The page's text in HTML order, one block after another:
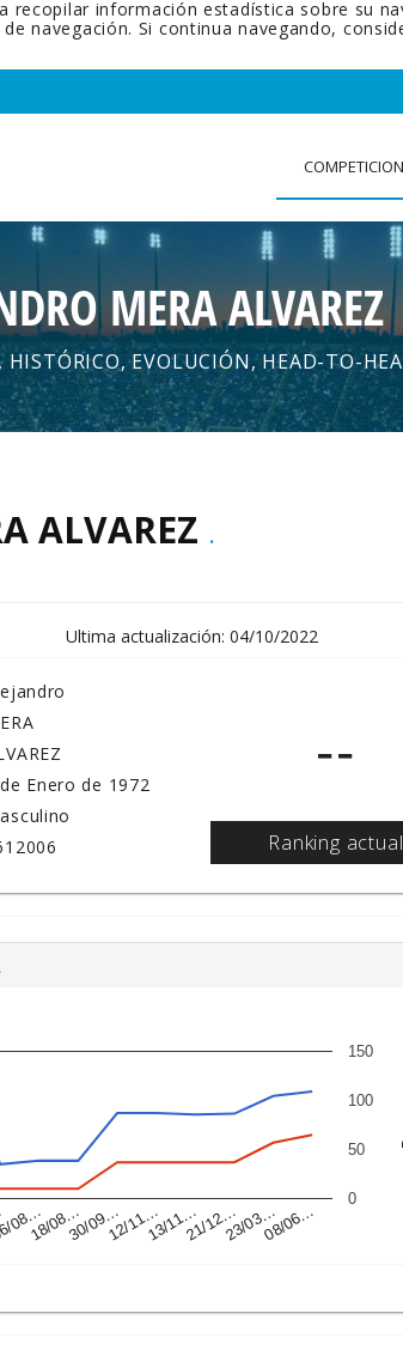
información estadística sobre su
navegación. Si continua navegando,
MERA ALVAREZ
HISTÓRICO, EVOLUCIÓN, HEAD-TO-
ALVAREZ .
Ultima actualización: 04/10/2022
Enero de 1972
--
Ranking actual
08…18/08…30/09…12/11…13/11…21/12…23/03…08/06…
0
50
100
150